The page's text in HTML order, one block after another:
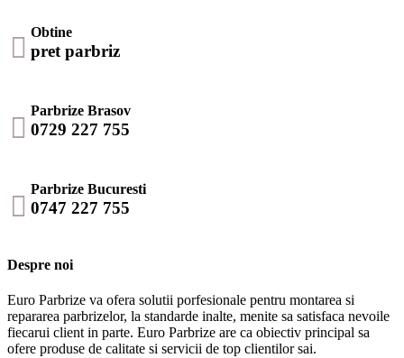
 Obtine
pret parbriz

Parbrize Brasov
0729 227 755

Parbrize Bucuresti
0747 227 755
Despre noi
Euro Parbrize va ofera solutii porfesionale pentru montarea si
repararea parbrizelor, la standarde inalte, menite sa satisfaca nevoile
fiecarui client in parte. Euro Parbrize are ca obiectiv principal sa
ofere produse de calitate si servicii de top clientilor sai.